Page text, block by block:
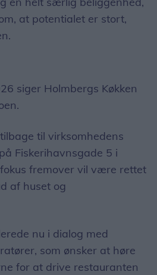
at potentialet er stort,
siger Holmbergs Køkken
til virksomhedens
Fiskerihavnsgade 5 i
fremover vil være rettet
af huset og
nu i dialog med
som ønsker at høre
for at drive restauranten